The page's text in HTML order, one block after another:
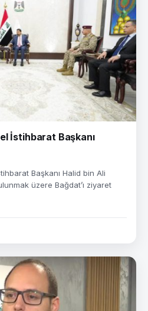
İstihbarat Başkanı
Başkanı Halid bin Ali
üzere Bağdat’ı ziyaret